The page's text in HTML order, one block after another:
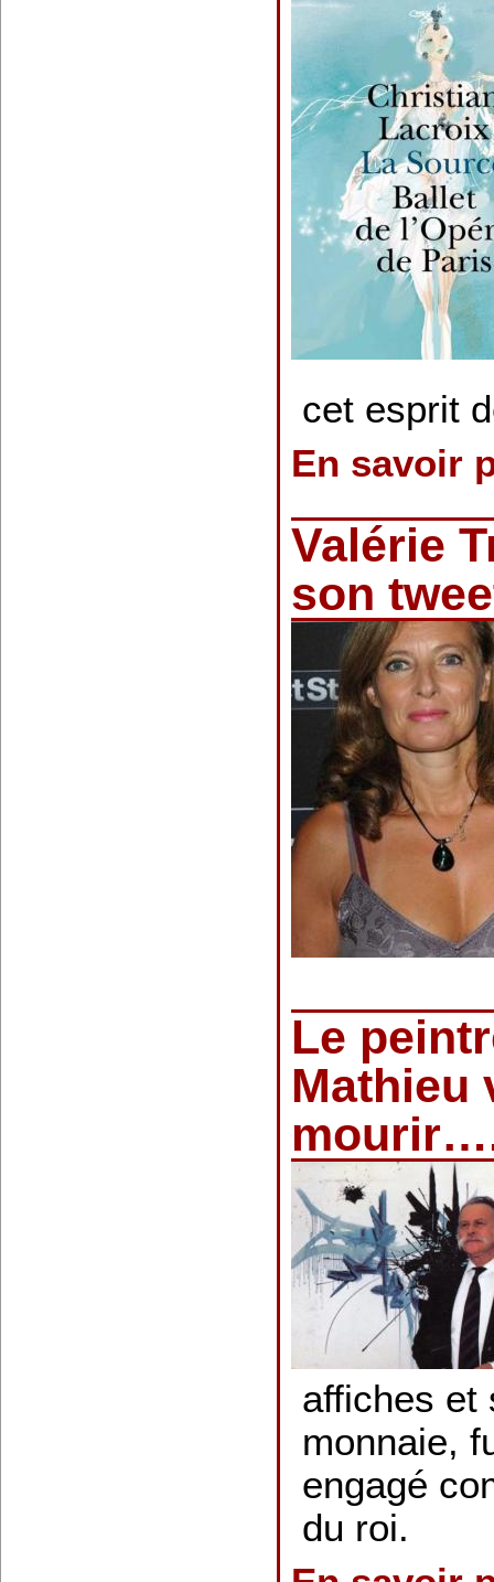
cet esprit
En savoir
Valérie
son
Le
Mathieu
affiches et
monnaie,
engagé
du roi.